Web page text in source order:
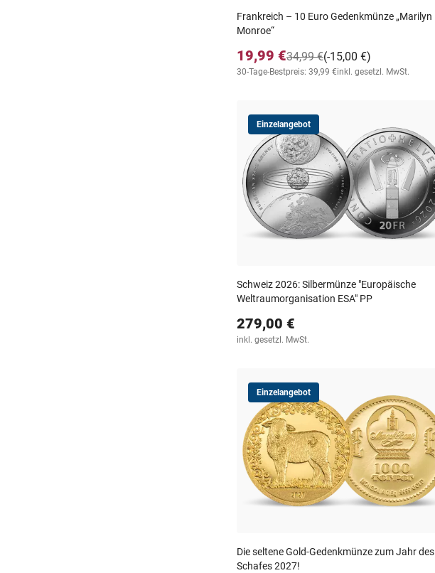
Frankreich – 10 Euro Gedenkmünze „Marilyn
Monroe“
19,99 € (-15,00 €)
34,99 €
30-Tage-Bestpreis: 39,99 €inkl. gesetzl. MwSt.
Einzelangebot
Schweiz 2026: Silbermünze "Europäische
Weltraumorganisation ESA" PP
279,00 €
inkl. gesetzl. MwSt.
Einzelangebot
Die seltene Gold-Gedenkmünze zum Jahr des
Schafes 2027!